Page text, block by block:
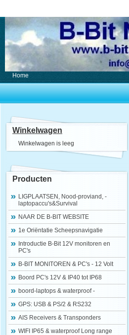
Home
Winkelwagen
Winkelwagen is leeg
Producten
LIGPLAATSEN, Nood-proviand, -
laptopaccu's&Survival
NAAR DE B-BIT WEBSITE
1e Oriëntatie Scheepsnavigatie
Introductie B-Bit 12V monitoren en
PC's
B-BIT MONITOREN & PC's - 12 Volt
Boord PC's 12V & IP40 tot IP68
boord-laptops & waterproof -
GPS: USB & PS/2 & RS232
AIS Receivers & Transponders
WIFI IP65 & waterproof Long range